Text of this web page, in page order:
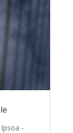
Ipsoa -